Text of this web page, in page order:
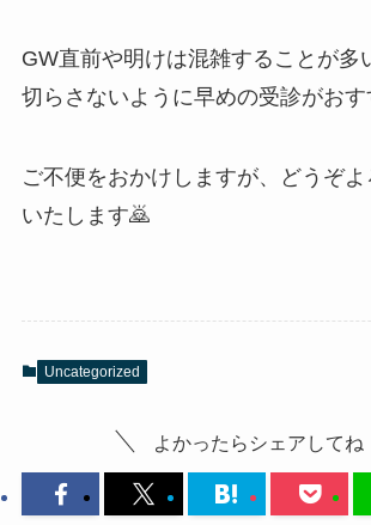
GW直前や明けは混雑することが多
切らさないように早めの受診がおす
ご不便をおかけしますが、どうぞ
いたします🙇
Uncategorized
よかったらシェアしてね